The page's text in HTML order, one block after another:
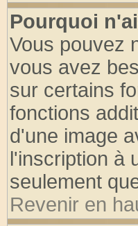
Pourquoi
Vous pouvez
vous avez
sur certains
fonctions
d'une image
l'inscription à
seulement
Revenir en